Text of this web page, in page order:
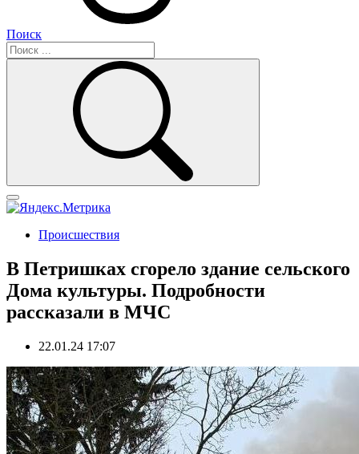
Поиск
Происшествия
В Петришках сгорело здание сельского
Дома культуры. Подробности
рассказали в МЧС
22.01.24 17:07